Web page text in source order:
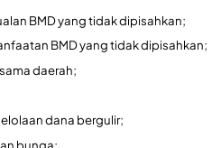
BMD yang tidak dipisahkan;
BMD yang tidak dipisahkan;
daerah;
dana bergulir;
bunga;